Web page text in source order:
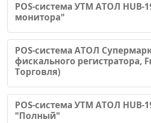
POS-система УТМ АТОЛ HUB-
монитора"
POS-система АТОЛ
фискального регистратора,
Торговля)
POS-система УТМ АТОЛ HUB-
"Полный"